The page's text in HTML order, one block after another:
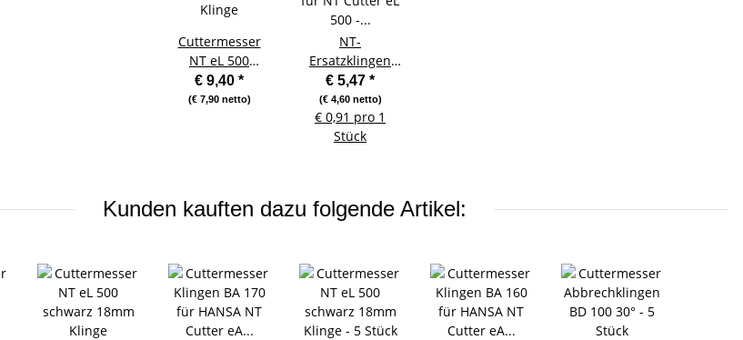
Cuttermesser
NT eL 500
schwarz 18mm
Klinge
€ 9,40 *
(€ 7,90 netto)
NT-
Ersatzklingen
BL-300 18 mm
für NT Cutter eL
500 - 6 Stück
€ 5,47 *
(€ 4,60 netto)
€ 0,91 pro 1
Stück
Kunden kauften dazu folgende Artikel: